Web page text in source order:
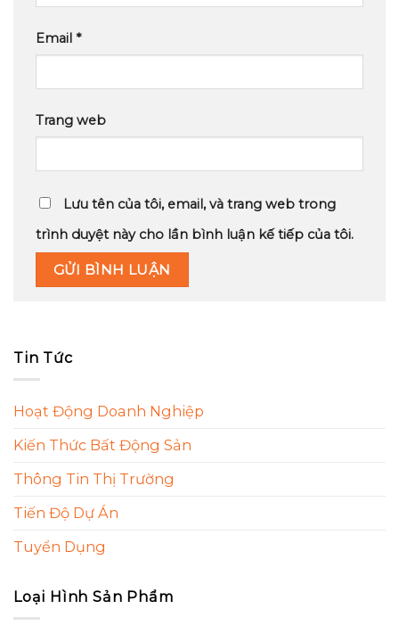
Email *
Trang web
Lưu tên của tôi, email, và trang web trong
trình duyệt này cho lần bình luận kế tiếp của tôi.
Tin Tức
Hoạt Động Doanh Nghiệp
Kiến Thức Bất Động Sản
Thông Tin Thị Trường
Tiến Độ Dự Án
Tuyển Dụng
Loại Hình Sản Phẩm